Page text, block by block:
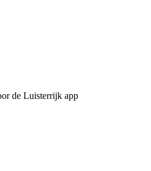
de Luisterrijk app